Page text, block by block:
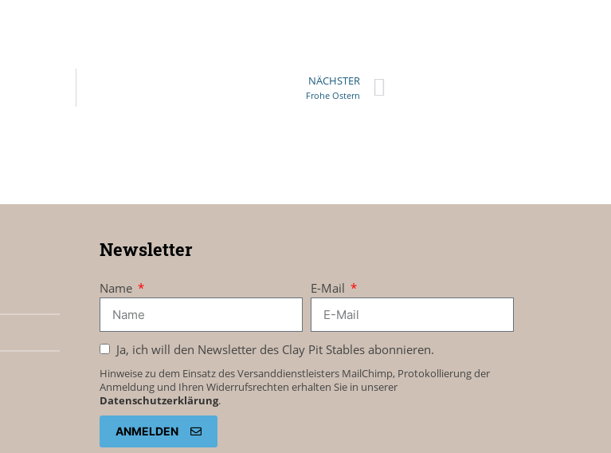
NÄCHSTER
Frohe Ostern
Newsletter
Name E-Mail
Ja, ich will den Newsletter des Clay Pit Stables abonnieren.
Hinweise zu dem Einsatz des Versanddienstleisters MailChimp, Protokollierung der
Anmeldung und Ihren Widerrufsrechten erhalten Sie in unserer
Datenschutzerklärung.
ANMELDEN